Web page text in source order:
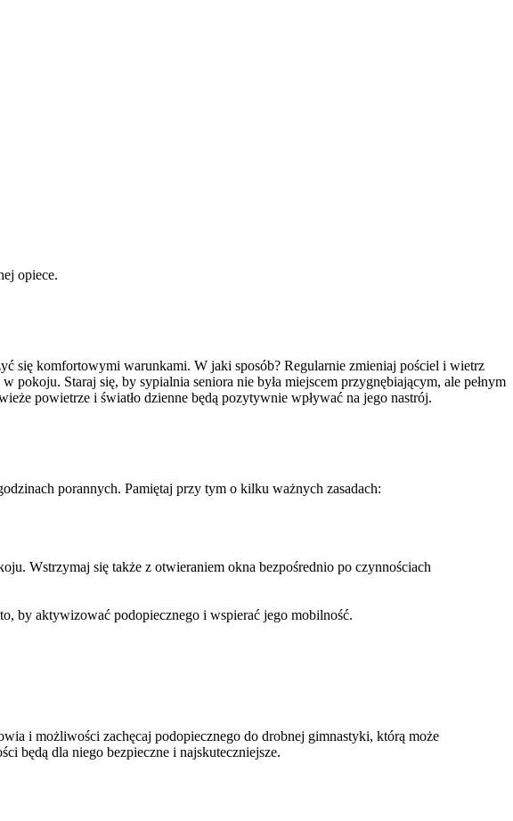
opiece.
się komfortowymi warunkami. W jaki sposób? Regularnie zmieniaj pościel i wietrz
Staraj się, by sypialnia seniora nie była miejscem przygnębiającym, ale pełnym
powietrze i światło dzienne będą pozytywnie wpływać na jego nastrój.
porannych. Pamiętaj przy tym o kilku ważnych zasadach:
Wstrzymaj się także z otwieraniem okna bezpośrednio po czynnościach
by aktywizować podopiecznego i wspierać jego mobilność.
i możliwości zachęcaj podopiecznego do drobnej gimnastyki, którą może
będą dla niego bezpieczne i najskuteczniejsze.